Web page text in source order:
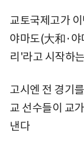
교토국제고가
야마도(大和·야
리'라고 시작하
고시엔 전 경기
교 선수들이 교
낸다